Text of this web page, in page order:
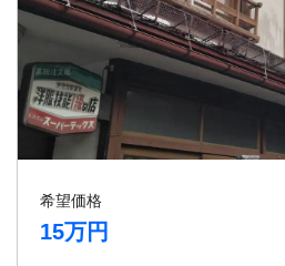
希望価格
15万円